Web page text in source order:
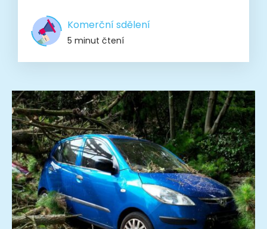
Komerční sdělení
5 minut čtení